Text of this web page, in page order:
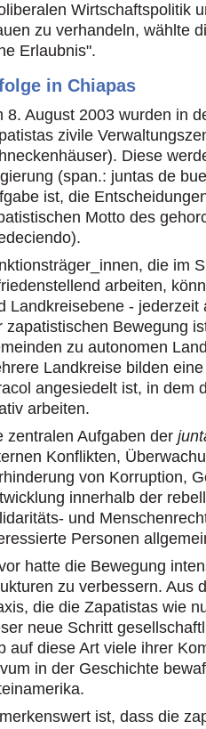
Wirtschaftspolitik
zu verhandeln, wählte
Erlaubnis".
in Chiapas
8. August 2003 wurden in
zivile
Diese
(span.: juntas de
ist, die
Motto des
die im
arbeiten,
Landkreisebene -
zapatistischen Bewegung
zu autonomen
Landkreise bilden
angesiedelt ist, in dem
arbeiten.
zentralen Aufgaben der
Konflikten,
von Korruption,
innerhalb der
und
Personen
hatte die Bewegung
zu verbessern. Aus
die die Zapatistas wie
neue Schritt
auf diese Art viele ihrer
in der Geschichte
ist, dass die